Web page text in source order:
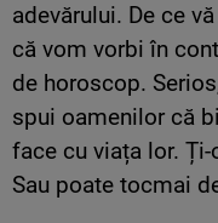
adevărului. De ce
că vom vorbi în
de horoscop.
spui oamenilor că
face cu viața lor.
Sau poate tocmai